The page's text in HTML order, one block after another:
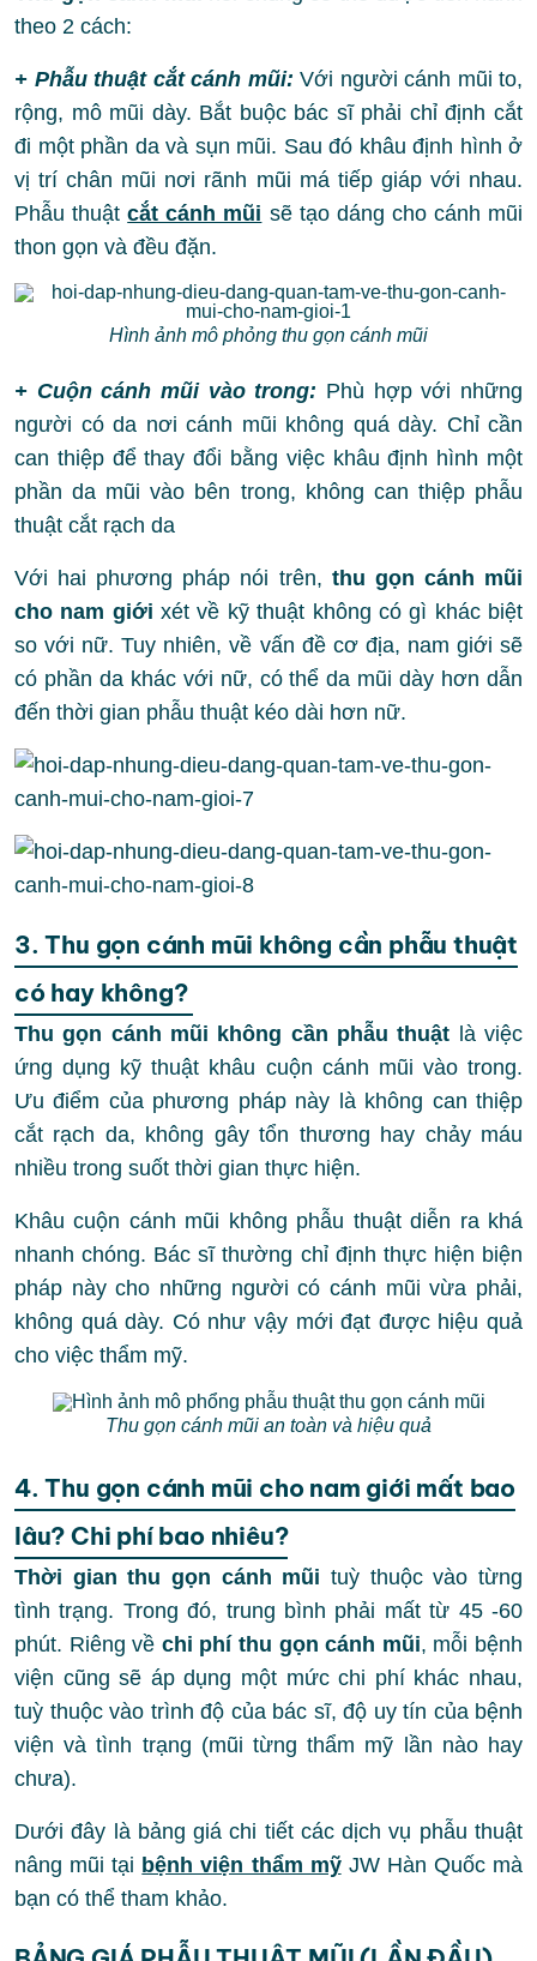
theo 2 cách:
+ Phẫu thuật cắt cánh mũi: Với người cánh mũi to,
rộng, mô mũi dày. Bắt buộc bác sĩ phải chỉ định cắt
đi một phần da và sụn mũi. Sau đó khâu định hình ở
vị trí chân mũi nơi rãnh mũi má tiếp giáp với nhau.
Phẫu thuậtcắt cánh mũi sẽ tạo dáng cho cánh mũi
thon gọn và đều đặn.
Hình ảnh mô phỏng thu gọn cánh mũi
+ Cuộn cánh mũi vào trong: Phù hợp với những
người có da nơi cánh mũi không quá dày. Chỉ cần
can thiệp để thay đổi bằng việc khâu định hình một
phần da mũi vào bên trong, không can thiệp phẫu
thuật cắt rạch da
Với hai phương pháp nói trên, thu gọn cánh mũi
cho nam giới xét về kỹ thuật không có gì khác biệt
so với nữ. Tuy nhiên, về vấn đề cơ địa, nam giới sẽ
có phần da khác với nữ, có thể da mũi dày hơn dẫn
đến thời gian phẫu thuật kéo dài hơn nữ.
3. Thu gọn cánh mũi không cần phẫu thuật
có hay không?
Thu gọn cánh mũi không cần phẫu thuật là việc
ứng dụng kỹ thuật khâu cuộn cánh mũi vào trong.
Ưu điểm của phương pháp này là không can thiệp
cắt rạch da, không gây tổn thương hay chảy máu
nhiều trong suốt thời gian thực hiện.
Khâu cuộn cánh mũi không phẫu thuật diễn ra khá
nhanh chóng. Bác sĩ thường chỉ định thực hiện biện
pháp này cho những người có cánh mũi vừa phải,
không quá dày. Có như vậy mới đạt được hiệu quả
cho việc thẩm mỹ.
Thu gọn cánh mũi an toàn và hiệu quả
4. Thu gọn cánh mũi cho nam giới mất bao
lâu? Chi phí bao nhiêu?
Thời gian thu gọn cánh mũi tuỳ thuộc vào từng
tình trạng. Trong đó, trung bình phải mất từ 45 -60
phút. Riêng về chi phí thu gọn cánh mũi, mỗi bệnh
viện cũng sẽ áp dụng một mức chi phí khác nhau,
tuỳ thuộc vào trình độ của bác sĩ, độ uy tín của bệnh
viện và tình trạng (mũi từng thẩm mỹ lần nào hay
chưa).
Dưới đây là bảng giá chi tiết các dịch vụ phẫu thuật
nâng mũi tại bệnh viện thẩm mỹJW Hàn Quốc mà
bạn có thể tham khảo.